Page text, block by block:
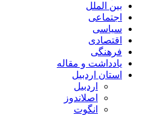
بین الملل
اجتماعی
سیاسی
اقتصادی
فرهنگی
یادداشت و مقاله
استان اردبیل
اردبیل
اصلاندوز
انگوت